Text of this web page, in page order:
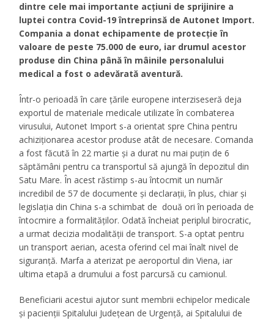
dintre cele mai importante acțiuni de sprijinire a
luptei contra Covid-19 întreprinsă de Autonet Import.
Compania a donat echipamente de protecție în
valoare de peste 75.000 de euro, iar drumul acestor
produse din China până în mâinile personalului
medical a fost o adevărată aventură.
Într-o perioadă în care țările europene interziseseră deja
exportul de materiale medicale utilizate în combaterea
virusului, Autonet Import s-a orientat spre China pentru
achiziționarea acestor produse atât de necesare. Comanda
a fost făcută în 22 martie și a durat nu mai puțin de 6
săptămâni pentru ca transportul să ajungă în depozitul din
Satu Mare. În acest răstimp s-au întocmit un număr
incredibil de 57 de documente și declarații, în plus, chiar și
legislația din China s-a schimbat de două ori în perioada de
întocmire a formalităților. Odată încheiat periplul birocratic,
a urmat decizia modalității de transport. S-a optat pentru
un transport aerian, acesta oferind cel mai înalt nivel de
siguranță. Marfa a aterizat pe aeroportul din Viena, iar
ultima etapă a drumului a fost parcursă cu camionul.
Beneficiarii acestui ajutor sunt membrii echipelor medicale
și pacienții Spitalului Județean de Urgență, ai Spitalului de